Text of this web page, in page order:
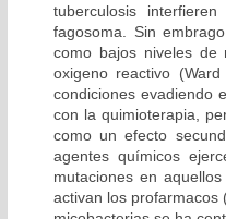
tuberculosis
fagosoma. Sin
como bajos niveles de
oxigeno reactivo
condiciones evadiendo
con la quimioterapia,
como un efecto
agentes químicos
mutaciones en
activan los profarmacos